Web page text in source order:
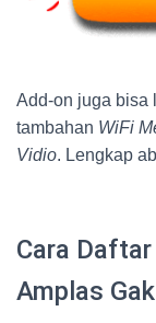
Add-on juga bisa
tambahan WiFi
Vidio. Lengkap
Cara
Amplas